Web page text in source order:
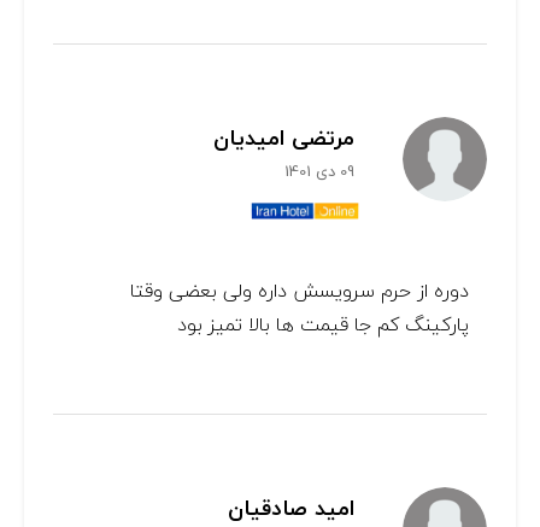
مرتضی امیدیان
09 دی 1401
دوره از حرم سرویسش داره ولی بعضی وقتا
پارکینگ کم جا قیمت ها بالا تمیز بود
امید صادقیان